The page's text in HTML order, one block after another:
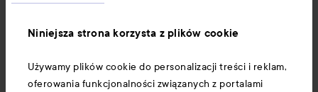
Niniejsza strona korzysta z plików cookie
Używamy plików cookie do personalizacji treści i reklam,
oferowania funkcjonalności związanych z portalami
Informacje
Download our app here